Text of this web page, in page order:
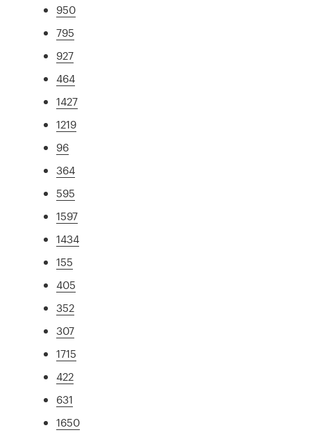
950
795
927
464
1427
1219
96
364
595
1597
1434
155
405
352
307
1715
422
631
1650